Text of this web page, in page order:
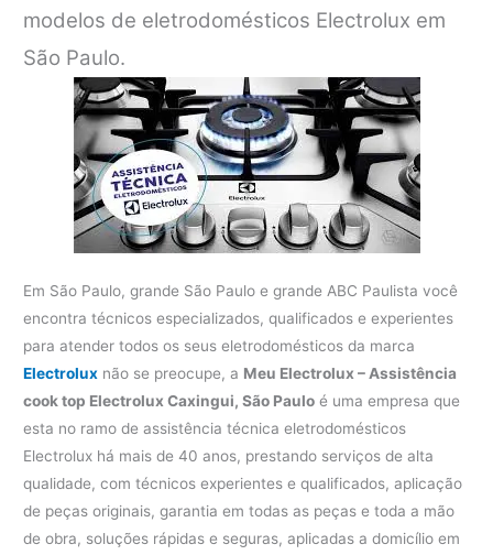
modelos de eletrodomésticos Electrolux em
São Paulo.
Em São Paulo, grande São Paulo e grande ABC Paulista você
encontra técnicos especializados, qualificados e experientes
para atender todos os seus eletrodomésticos da marca
Electrolux não se preocupe, a Meu Electrolux – Assistência
cook top Electrolux Caxingui, São Paulo é uma empresa que
esta no ramo de assistência técnica eletrodomésticos
Electrolux há mais de 40 anos, prestando serviços de alta
qualidade, com técnicos experientes e qualificados, aplicação
de peças originais, garantia em todas as peças e toda a mão
de obra, soluções rápidas e seguras, aplicadas a domicílio em